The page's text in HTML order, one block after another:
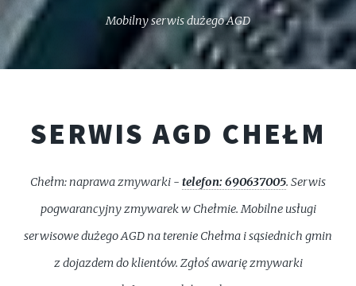
Mobilny serwis dużego AGD
SERWIS AGD CHEŁM
Chełm: naprawa zmywarki - telefon: 690637005. Serwis
pogwarancyjny zmywarek w Chełmie. Mobilne usługi
serwisowe dużego AGD na terenie Chełma i sąsiednich gmin
z dojazdem do klientów. Zgłoś awarię zmywarki